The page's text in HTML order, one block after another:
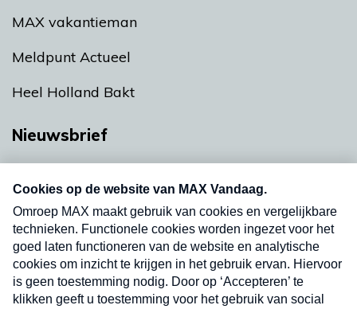
MAX vakantieman
Meldpunt Actueel
Heel Holland Bakt
Nieuwsbrief
nieuwsbrief. Elke vrijdag- en dinsdagochtend in
uw mailbox.
Verzend